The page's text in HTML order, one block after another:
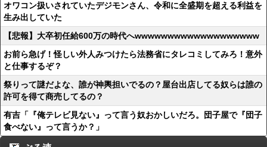
オワコン扱いされていたデジモンさん、令和に全盛期を超える利益を
生み出していた
【悲報】大卒初任給600万の時代へwwwwwwwwwwwwwwwwwww
お前ら急げ！怪しい外人みつけたら法務省にタレコミしてみろ！意外
と仕事するぞ？
祭りって謎だよな、誰が神輿担いでるの？屋台出店してる奴らは誰の
許可を得て商売してるの？
有吉「『俺テレビ見ない』って言う奴おかしいだろ。団子屋で『団子
食べない』って言うか？」